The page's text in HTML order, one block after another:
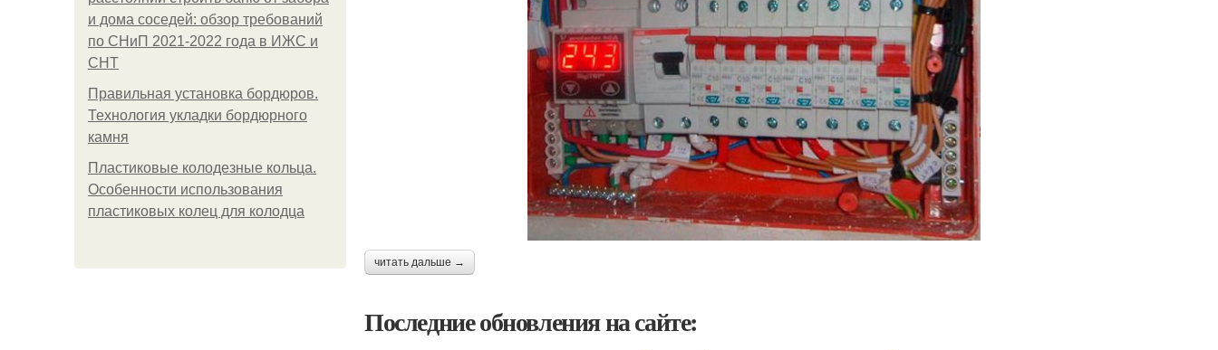
и дома соседей: обзор требований
по СНиП 2021-2022 года в ИЖС и
СНТ
Правильная установка бордюров.
Технология укладки бордюрного
камня
Пластиковые колодезные кольца.
Особенности использования
пластиковых колец для колодца
читать дальше →
Последние обновления на сайте: